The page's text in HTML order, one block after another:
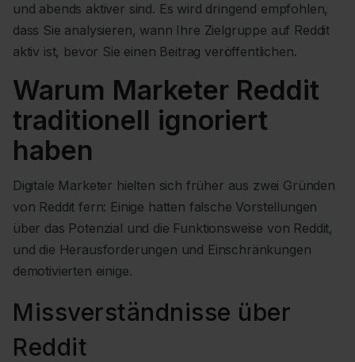
und abends aktiver sind. Es wird dringend empfohlen,
dass Sie analysieren, wann Ihre Zielgruppe auf Reddit
aktiv ist, bevor Sie einen Beitrag veröffentlichen.
Warum Marketer Reddit
traditionell ignoriert
haben
Digitale Marketer hielten sich früher aus zwei Gründen
von Reddit fern: Einige hatten falsche Vorstellungen
über das Potenzial und die Funktionsweise von Reddit,
und die Herausforderungen und Einschränkungen
demotivierten einige.
Missverständnisse über
Reddit